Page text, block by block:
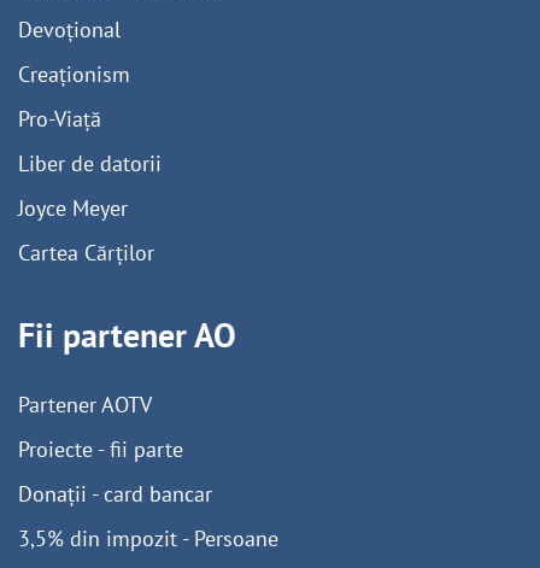
Devoțional
Creaționism
Pro-Viață
Liber de datorii
Joyce Meyer
Cartea Cărților
Fii partener AO
Partener AOTV
Proiecte - fii parte
Donații - card bancar
3,5% din impozit - Persoane